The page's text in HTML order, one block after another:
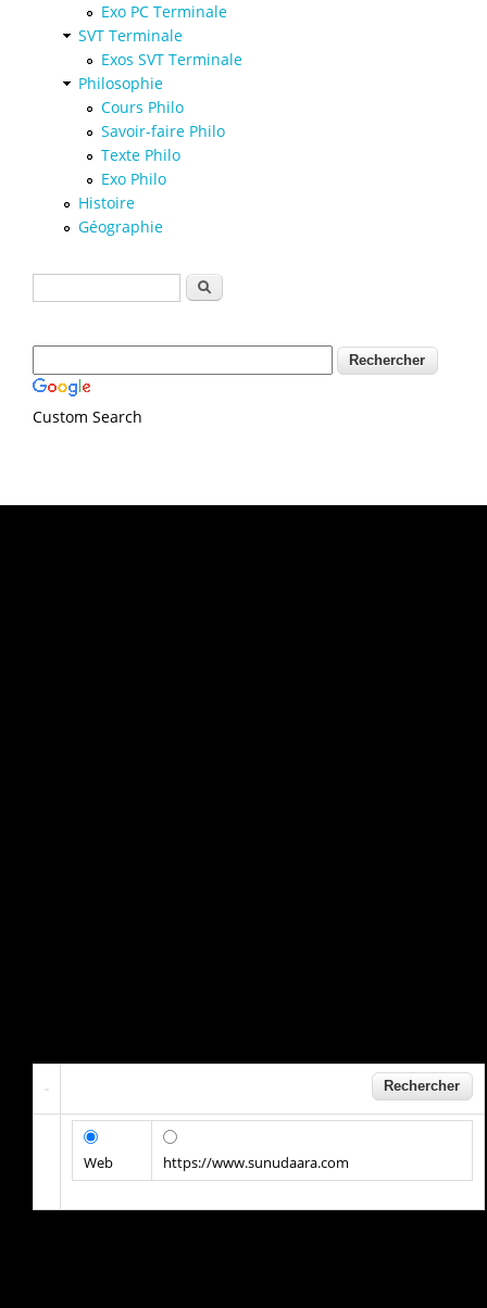
Exo PC Terminale
SVT Terminale
Exos SVT Terminale
Philosophie
Cours Philo
Savoir-faire Philo
Texte Philo
Exo Philo
Histoire
Géographie
Formulaire de recherche
Rechercher
Custom Search
Web https://www.sunudaara.com